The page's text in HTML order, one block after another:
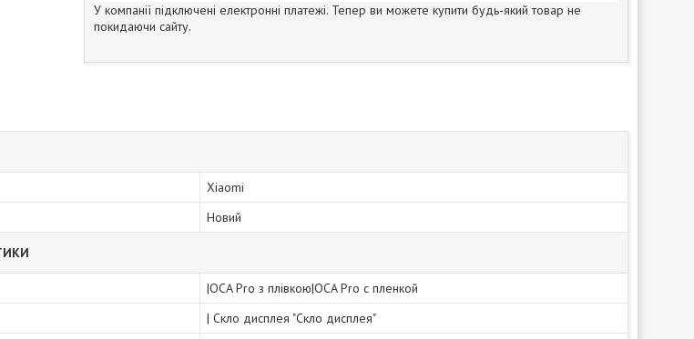
У компанії підключені електронні платежі. Тепер ви можете купити будь-який товар не
покидаючи сайту.
Xiaomi
Новий
|OCA Pro з плівкою|OCA Pro с пленкой
| Скло дисплея "Скло дисплея"